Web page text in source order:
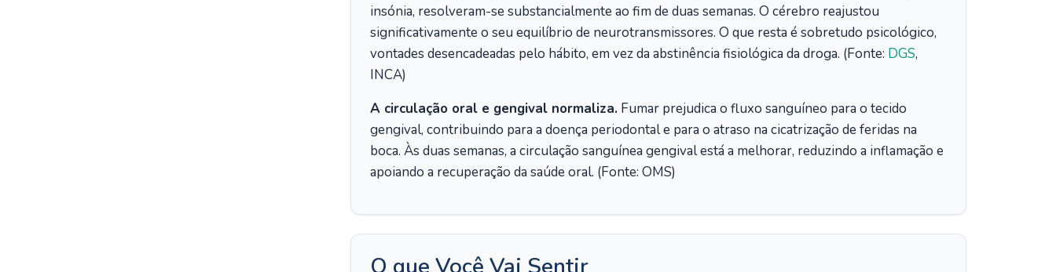
insónia, resolveram-se substancialmente ao fim de duas semanas. O cérebro reajustou
significativamente o seu equilíbrio de neurotransmissores. O que resta é sobretudo psicológico,
vontades desencadeadas pelo hábito, em vez da abstinência fisiológica da droga. (Fonte: DGS,
INCA)
A circulação oral e gengival normaliza. Fumar prejudica o fluxo sanguíneo para o tecido
gengival, contribuindo para a doença periodontal e para o atraso na cicatrização de feridas na
boca. Às duas semanas, a circulação sanguínea gengival está a melhorar, reduzindo a inflamação e
apoiando a recuperação da saúde oral. (Fonte: OMS)